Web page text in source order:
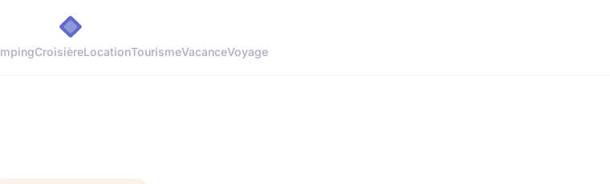
CroisièreLocationTourismeVacanceVoyage